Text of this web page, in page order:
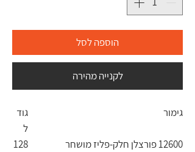
הוספה לסל
לקנייה מהירה
גימור
גוד
ל
12600 פורצלן חלק-פליז מושחר
128